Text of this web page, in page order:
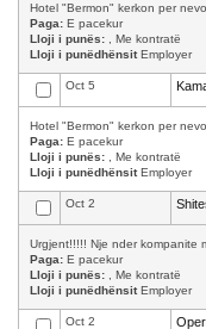
Hotel "Bermon" kerkon per
Paga: E pacekur
Lloji i punës: , Me kontratë
Lloji i punëdhënsitEmployer
Oct 5
Hotel "Bermon" kerkon per
Paga: E pacekur
Lloji i punës: , Me kontratë
Lloji i punëdhënsitEmployer
Oct 2
Urgjent!!!!! Nje nder kompanite
Paga: E pacekur
Lloji i punës: , Me kontratë
Lloji i punëdhënsitEmployer
Oct 2